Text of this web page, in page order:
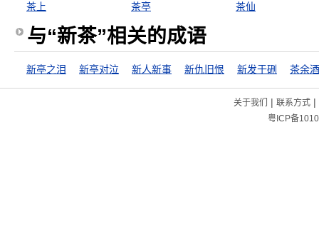
茶上
茶亭 茶仙
与“新茶”相关的成语
新亭之泪 新亭对泣 新人新事 新仇旧恨 新发于硎 茶余
关于我们 | 联系方式|
粤ICP备